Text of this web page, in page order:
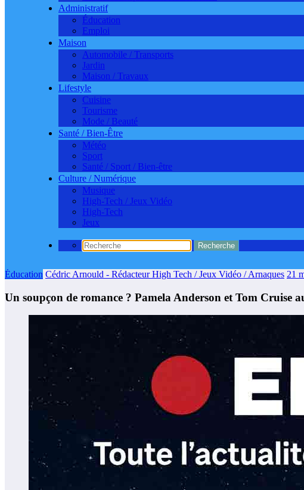
Administratif
Éducation
Emploi
Maison
Automobile / Transports
Jardin
Maison / Travaux
Lifestyle
Cuisine
Tourisme
Mode / Beauté
Santé / Bien-Être
Météo
Sport
Santé / Sport / Bien-être
Culture / Numérique
Musique
High-Tech / Jeux Vidéo
High-Tech
Jeux
Éducation Cédric Arnould - Rédacteur High Tech / Jeux Vidéo / Arnaques 21
Un soupçon de romance ? Pamela Anderson et Tom Cruise